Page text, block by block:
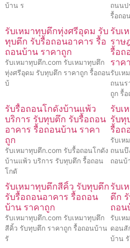
บ้าน ร
ถนนป
รื้อถอน
รับเหมาทุบตึกทุ่งศรีอุดม รับ
ทุบตึก รับรื้อถอนอาคาร รื้อ
ถอนบ้าน ราคาถูก
รับเหมาทุบตึก.com รับเหมาทุบตึก
ทุ่งศรีอุดม รับทุบตึก ราคาถูก รื้อถอน
บ้
รับเ
ราษ
รื้อถ
ราค
รับเห
ถนนร
ถูก รื้อ
รับรื้อถอนโกดังบ้านแพ้ว
บริการ รับทุบตึก รับรื้อถอน
อาคาร รื้อถอนบ้าน ราคา
ถูก
รับเหมาทุบตึก.com รับรื้อถอนโกดัง
บ้านแพ้ว บริการ รับทุบตึก รื้อถอน
โกดั
รับเ
รับทุ
รื้อถ
รับเห
ถนนบึ
ถอนบ้
รับเหมาทุบตึกสีคิ้ว รับทุบตึก
รับรื้อถอนอาคาร รื้อถอน
บ้าน ราคาถูก
รับเหมาทุบตึก.com รับเหมาทุบตึก
สีคิ้ว รับทุบตึก ราคาถูก รื้อถอนบ้าน
รั
รับเ
ตึก
ถอน
รับเห
ดอนสั
บ้าน รั